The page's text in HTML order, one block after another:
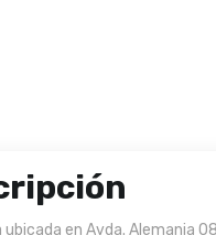
ubicada en Avda. Alemania